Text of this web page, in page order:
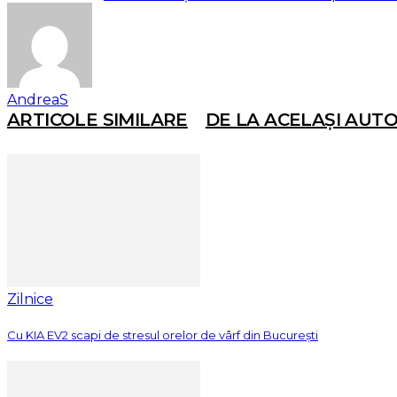
AndreaS
ARTICOLE SIMILARE DE LA ACELAȘI
Zilnice
Cu KIA EV2 scapi de stresul orelor de vârf din București